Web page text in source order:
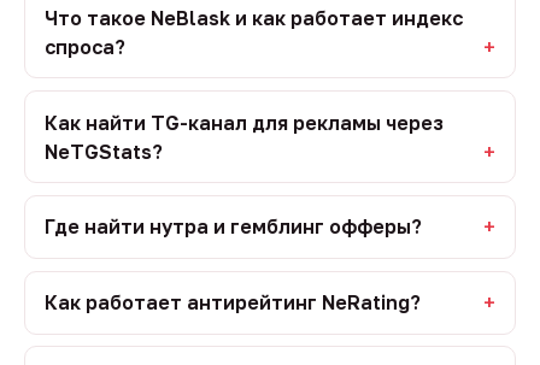
Что такое NeBlask и как работает индекс
спроса?
Как найти TG-канал для рекламы через
NeTGStats?
Где найти нутра и гемблинг офферы?
Как работает антирейтинг NeRating?